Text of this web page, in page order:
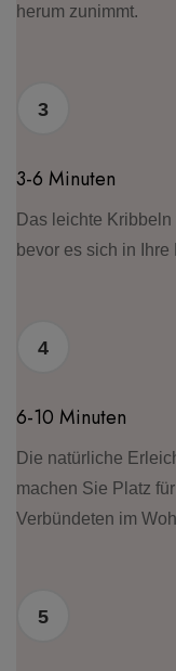
herum zunimmt.
3
3-6 Minuten
Das leichte
bevor es sich in
4
6-10 Minuten
Die natürliche
machen Sie Platz
Verbündeten im
5